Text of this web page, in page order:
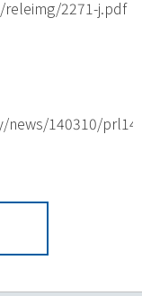
2271-j.pdf
140310/